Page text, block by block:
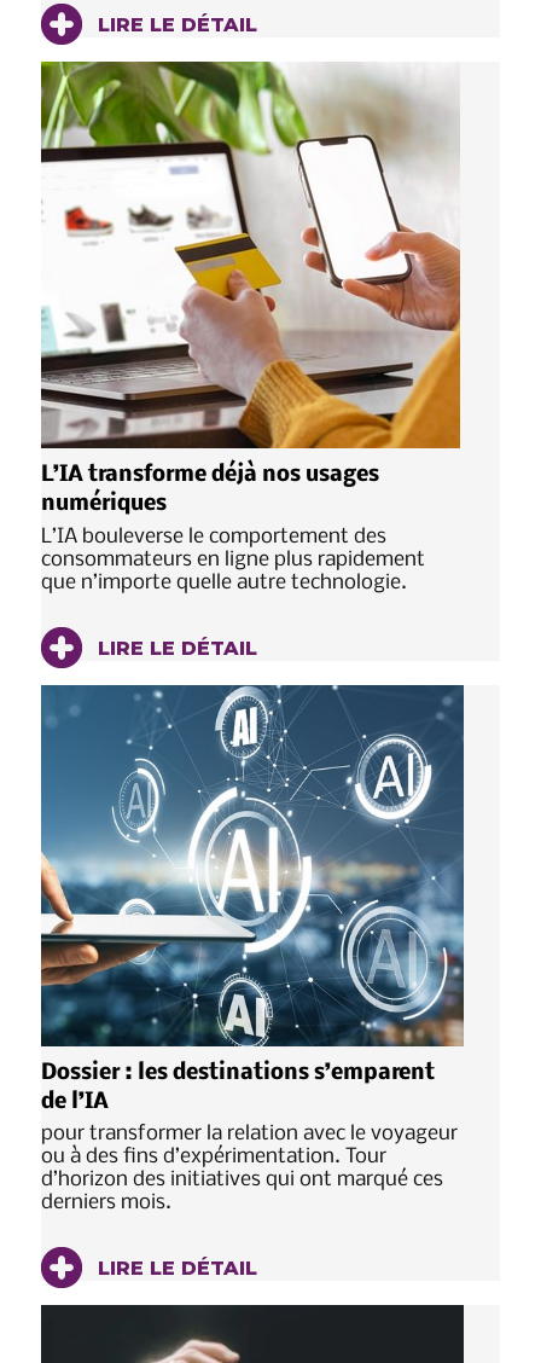
LIRE LE DÉTAIL
L’IA transforme déjà nos usages
numériques
L’IA bouleverse le comportement des
consommateurs en ligne plus rapidement
que n’importe quelle autre technologie.
LIRE LE DÉTAIL
Dossier : les destinations s’emparent
de l’IA
pour transformer la relation avec le voyageur
ou à des fins d’expérimentation. Tour
d’horizon des initiatives qui ont marqué ces
derniers mois.
LIRE LE DÉTAIL